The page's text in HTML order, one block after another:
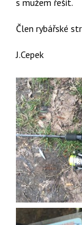
Člen rybářské
J.Cepek